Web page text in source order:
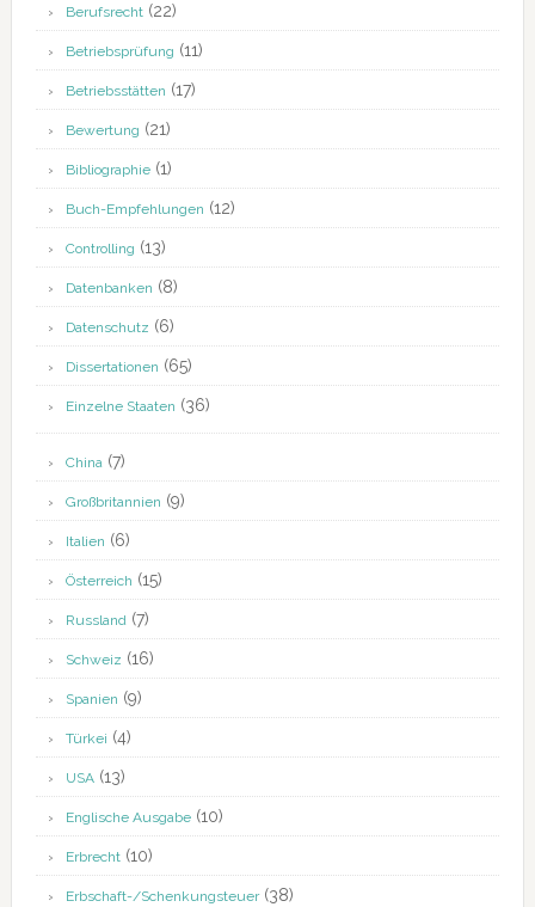
Berufsrecht(22)
Betriebsprüfung (11)
Betriebsstätten (17)
Bewertung (21)
Bibliographie(1)
Buch-Empfehlungen (12)
Controlling (13)
Datenbanken (8)
Datenschutz (6)
Dissertationen (65)
Einzelne Staaten (36)
China(7)
Großbritannien (9)
Italien (6)
Österreich (15)
Russland(7)
Schweiz (16)
Spanien (9)
Türkei (4)
USA(13)
Englische Ausgabe(10)
Erbrecht(10)
Erbschaft-/Schenkungsteuer(38)